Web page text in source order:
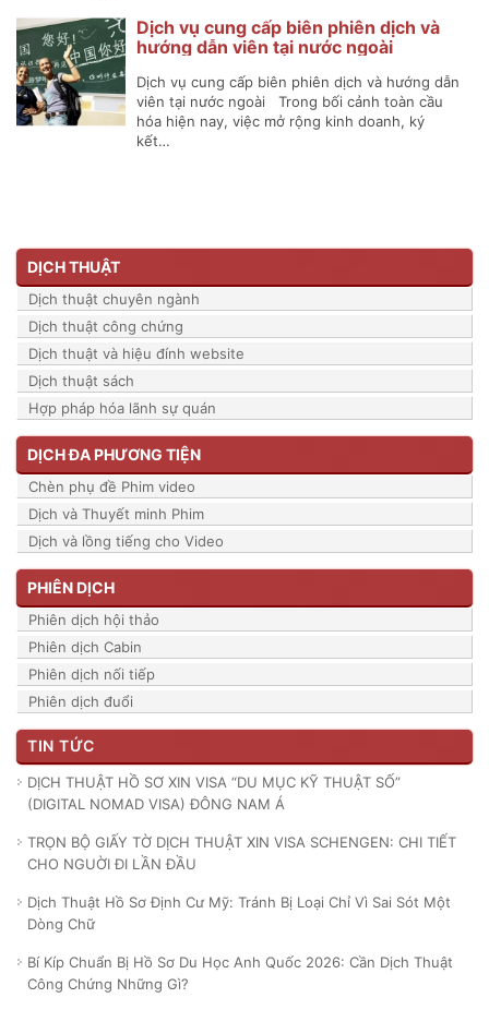
Dịch vụ cung cấp biên phiên dịch và
hướng dẫn viên tại nước ngoài
Dịch vụ cung cấp biên phiên dịch và hướng dẫn
viên tại nước ngoài Trong bối cảnh toàn cầu
hóa hiện nay, việc mở rộng kinh doanh, ký
kết…
DỊCH THUẬT
Dịch thuật chuyên ngành
Dịch thuật công chứng
Dịch thuật và hiệu đính website
Dịch thuật sách
Hợp pháp hóa lãnh sự quán
DỊCH ĐA PHƯƠNG TIỆN
Chèn phụ đề Phim video
Dịch và Thuyết minh Phim
Dịch và lồng tiếng cho Video
PHIÊN DỊCH
Phiên dịch hội thảo
Phiên dịch Cabin
Phiên dịch nối tiếp
Phiên dịch đuổi
TIN TỨC
DỊCH THUẬT HỒ SƠ XIN VISA “DU MỤC KỸ THUẬT SỐ”
(DIGITAL NOMAD VISA) ĐÔNG NAM Á
TRỌN BỘ GIẤY TỜ DỊCH THUẬT XIN VISA SCHENGEN: CHI TIẾT
CHO NGUỜI ĐI LẦN ĐẦU
Dịch Thuật Hồ Sơ Định Cư Mỹ: Tránh Bị Loại Chỉ Vì Sai Sót Một
Dòng Chữ
Bí Kíp Chuẩn Bị Hồ Sơ Du Học Anh Quốc 2026: Cần Dịch Thuật
Công Chứng Những Gì?